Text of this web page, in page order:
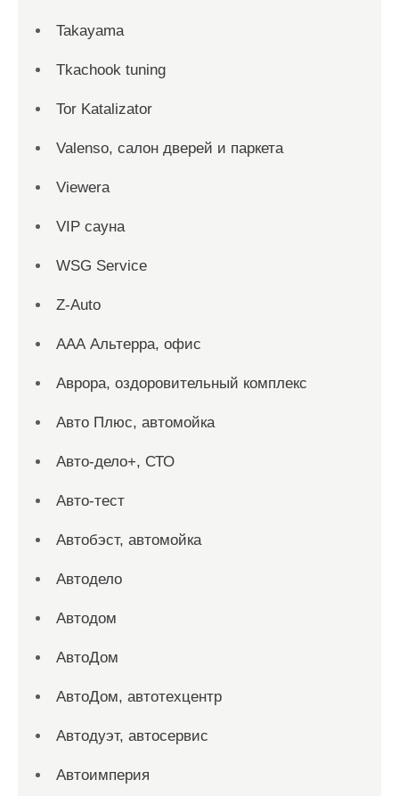
Takayama
Tkachook tuning
Tor Katalizator
Valenso, салон дверей и паркета
Viewera
VIP сауна
WSG Service
Z-Auto
ААА Альтерра, офис
Аврора, оздоровительный комплекс
Авто Плюс, автомойка
Авто-дело+, СТО
Авто-тест
Автобэст, автомойка
Автодело
Автодом
АвтоДом
АвтоДом, автотехцентр
Автодуэт, автосервис
Автоимперия